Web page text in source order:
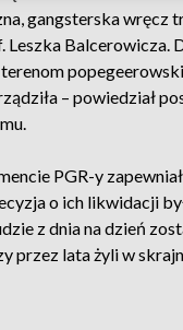
gangsterska wręcz
Leszka Balcerowicza.
– powiedział
PGR-y
o ich likwidacji
z dnia na dzień
przez lata żyli w